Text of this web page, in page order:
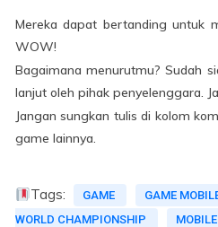
Mereka dapat bertanding untuk
WOW!
Bagaimana menurutmu? Sudah
lanjut oleh pihak penyelenggara.
Jangan sungkan tulis di kolom
game lainnya.
Tags: GAME GAME
WORLD CHAMPIONSHIP